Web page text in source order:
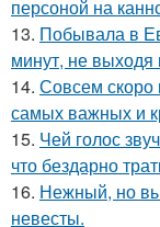
персоной на
13. Побывала в
минут, не выходя
14. Совсем скоро
самых важных и
15. Чей голос
что бездарно
16. Нежный, но
невесты.